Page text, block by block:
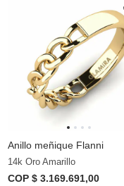
Anillo meñique Flanni
14k Oro Amarillo
COP $ 3.169.691,00